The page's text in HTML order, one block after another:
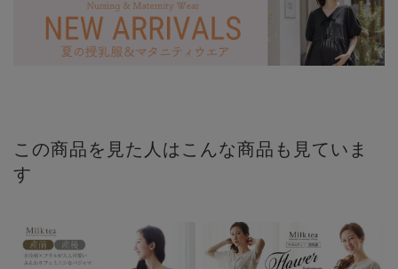
この商品を見た人はこんな商品も見ていま
す